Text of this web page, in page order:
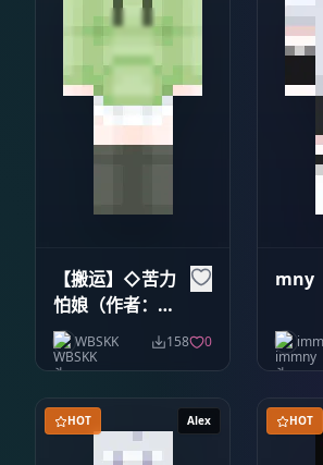
【搬运】◇苦力
怕娘（作者：钻
茜）WBSKK 158 0
mny
Alex
HOT HOT